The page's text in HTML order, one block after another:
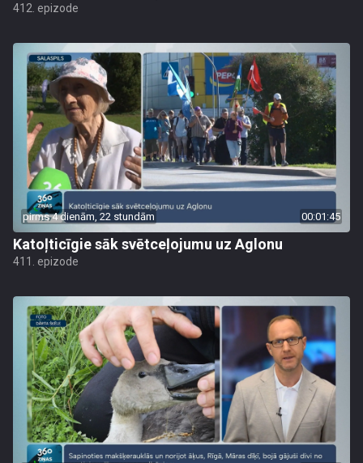
412. epizode
pirms 4 dienām, 22 stundām 00:01:45
Katoļticīgie sāk svētceļojumu uz Aglonu
411. epizode